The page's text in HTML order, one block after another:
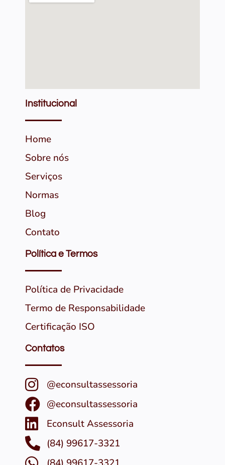
Institucional
Home
Sobre nós
Serviços
Normas
Blog
Contato
Política e Termos
Política de Privacidade
Termo de Responsabilidade
Certificação ISO
Contatos
@econsultassessoria
@econsultassessoria
Econsult Assessoria
(84) 99617-3321